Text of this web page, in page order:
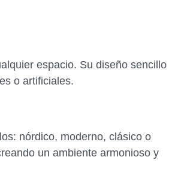
espacio. Su diseño sencillo
o artificiales.
nórdico, moderno, clásico o
un ambiente armonioso y